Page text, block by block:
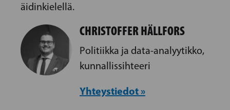
äidinkielellä.
CHRISTOFFER HÄLLFORS
Politiikka ja data-analyytikko,
kunnallissihteeri
Yhteystiedot »